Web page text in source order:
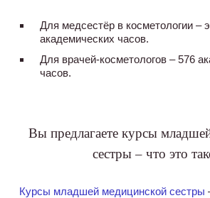
Для медсестёр в косметологии –
академических часов.
Для врачей-косметологов – 576
часов.
Вы предлагаете курсы
сестры – что это
Курсы младшей медицинской сестры